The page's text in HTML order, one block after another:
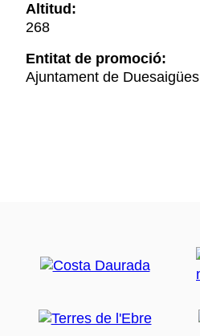
Altitud:
268
Entitat de promoció:
Ajuntament de Duesaigües